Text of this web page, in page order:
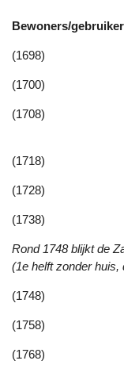
Bewoners/
(1698)
(1700)
Rond1748 blijkt de
(1e helft zonder huis,
(1768)